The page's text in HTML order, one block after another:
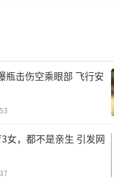
价，锚定的是整个
港股唯一纯MLCC
行业期权。要理解
解MLCC这个行业发
瓶击伤空乘眼部 飞行安
女，都不是亲生 引发网